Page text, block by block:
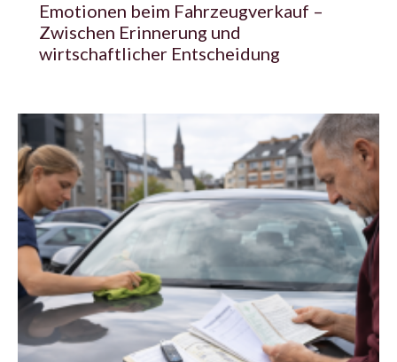
Emotionen beim Fahrzeugverkauf –
Zwischen Erinnerung und
wirtschaftlicher Entscheidung